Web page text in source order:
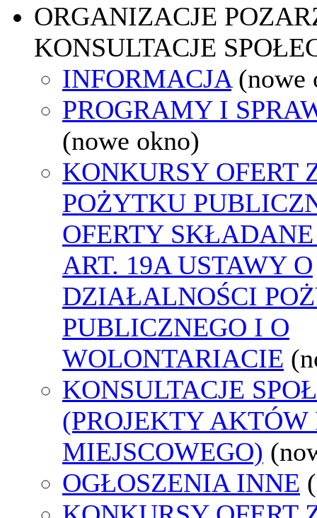
ORGANIZACJE
KONSULTACJE
INFORMACJA (nowe
PROGRAMY I
(nowe okno)
KONKURSY OFERT
POŻYTKU
OFERTY
ART. 19A USTAWY O
DZIAŁALNOŚCI
PUBLICZNEGO I O
WOLONTARIACIE
KONSULTACJE
(PROJEKTY AKTÓW
MIEJSCOWEGO)
OGŁOSZENIA INNE